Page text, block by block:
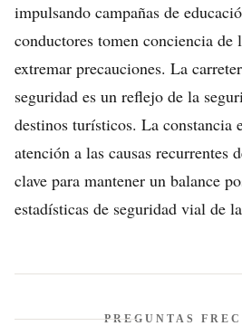
impulsando campañas de
conductores tomen conciencia de
extremar precauciones. La
seguridad es un reflejo de la
destinos turísticos. La constancia
atención a las causas recurrentes
clave para mantener un balance
estadísticas de seguridad vial de
PREGUNTAS